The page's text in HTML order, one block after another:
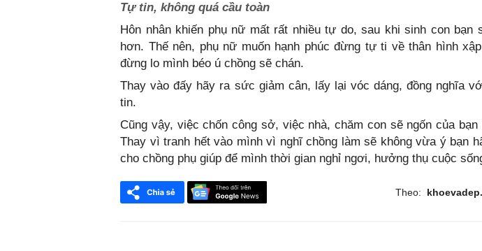
Tự tin, không quá cầu toàn
Hôn nhân khiến phụ nữ mất rất nhiều tự do, sau khi sinh con bạn
hơn. Thế nên, phụ nữ muốn hạnh phúc đừng tự ti về thân hình
đừng lo mình béo ú chồng sẽ chán.
Thay vào đấy hãy ra sức giảm cân, lấy lại vóc dáng, đồng nghĩa
tin.
Cũng vậy, việc chốn công sở, việc nhà, chăm con sẽ ngốn của
Thay vì tranh hết vào mình vì nghĩ chồng làm sẽ không vừa ý bạn
cho chồng phụ giúp để mình thời gian nghỉ ngơi, hưởng thụ cuộc
Theo: